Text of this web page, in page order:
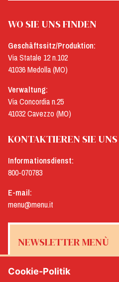
WO SIE UNS FINDEN
Geschäftssitz/Produktion:
Via Statale 12 n.102
41036 Medolla (MO)
Verwaltung:
Via Concordia n.25
41032 Cavezzo (MO)
KONTAKTIEREN SIE UNS
Informationsdienst:
800-070783
E-mail:
menu@menu.it
NEWSLETTER MENÙ
Cookie-Politik